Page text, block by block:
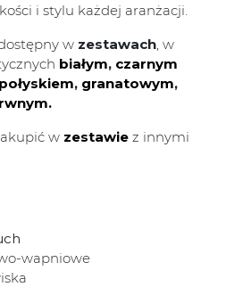
i stylu każdej aranżacji.
w zestawach, w
białym, czarnym
, granatowym,
w zestawie z innymi
wapniowe